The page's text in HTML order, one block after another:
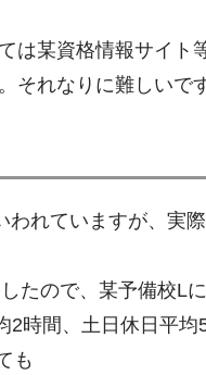
は某資格情報サイ
それなりに難しい
われていますが、実
たので、某予備校L
2時間、土日休日平
も